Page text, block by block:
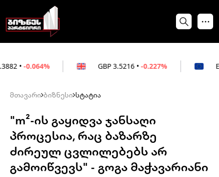
3.5216 • -0.227% 3.0212 •
მთავარი ბიზნესი სტატია
"m²-ის გაყიდვა ჯანსაღი
პროცესია, რაც ბაზარზე
ძირეულ ცვლილებებს არ
გამოიწვევს" - გოგა მაჭავარიანი